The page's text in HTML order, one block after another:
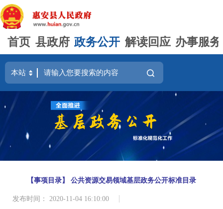
首页 县政府 政务公开 解读回应 办事服务
【事项目录】 公共资源交易领域基层政务公开标准目录
发布时间： 2020-11-04 16:10:00